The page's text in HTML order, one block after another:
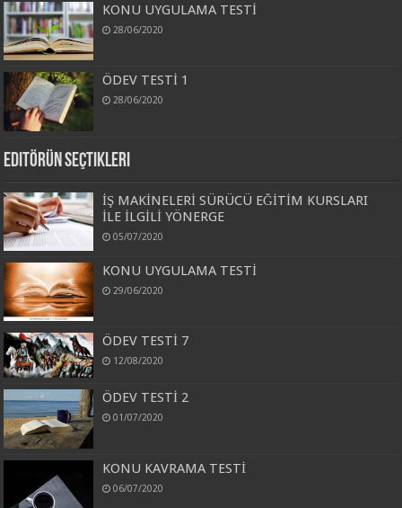
KONU UYGULAMA TESTİ
28/06/2020
ÖDEV TESTİ 1
28/06/2020
Editörün Seçtikleri
İŞ MAKİNELERİ SÜRÜCÜ EĞİTİM KURSLARI
İLE İLGİLİ YÖNERGE
05/07/2020
KONU UYGULAMA TESTİ
29/06/2020
ÖDEV TESTİ 7
12/08/2020
ÖDEV TESTİ 2
01/07/2020
KONU KAVRAMA TESTİ
06/07/2020